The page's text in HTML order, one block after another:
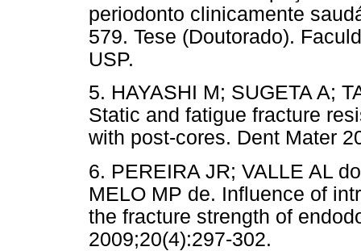
periodonto clinicamente
579. Tese (Doutorado).
USP.
5. HAYASHI M; SUGETA A;
Static and fatigue fracture
with post-cores. Dent Mater
6. PEREIRA JR; VALLE AL
MELO MP de. Influence of
the fracture strength of
2009;20(4):297-302.